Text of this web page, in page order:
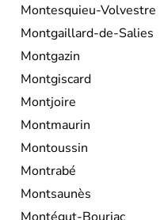
Montesquieu-Volvestre
Montgaillard-de-Salies
Montgazin
Montgiscard
Montjoire
Montmaurin
Montoussin
Montrabé
Montsaunès